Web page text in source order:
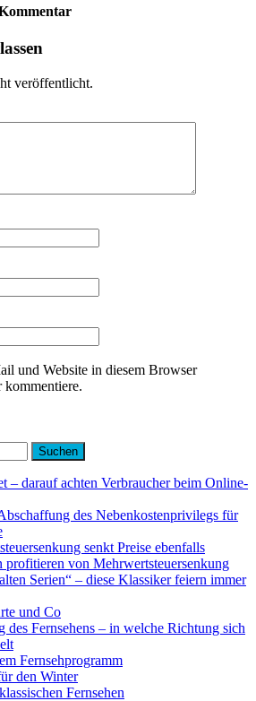
veröffentlicht.
und Website in diesem Browser
kommentiere.
– darauf achten Verbraucher beim Online-
des Nebenkostenprivilegs für
senkt Preise ebenfalls
profitieren von Mehrwertsteuersenkung
Serien“ – diese Klassiker feiern immer
und Co
Fernsehens – in welche Richtung sich
Fernsehprogramm
den Winter
Fernsehen